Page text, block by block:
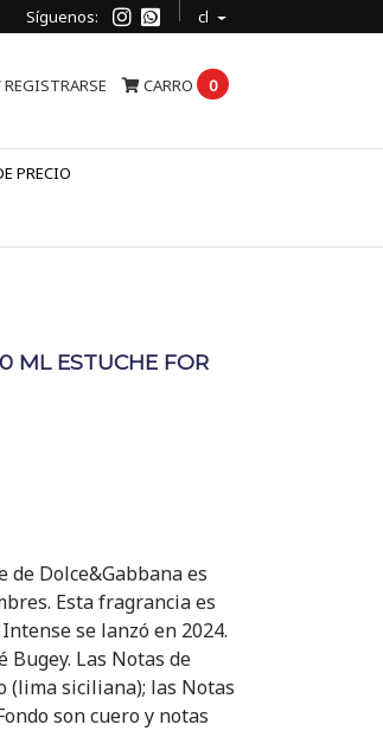
Síguenos: cl
CARRO 0
PRECIO
ML ESTUCHE FOR
de Dolce&Gabbana es
Esta fragrancia es
se lanzó en 2024.
Las Notas de
(lima siciliana); las Notas
son cuero y notas